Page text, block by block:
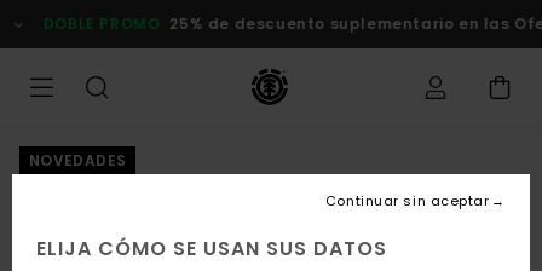
la
DOBLE PROMO 25% de descuento suplementario en las
NOVEDADES
ELIJA CÓMO SE USAN SUS DATOS
Continuar sin aceptar